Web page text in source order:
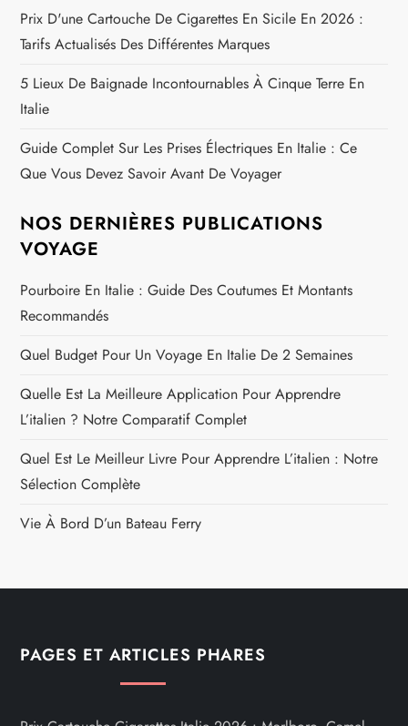
Prix D'une Cartouche De Cigarettes En Sicile En 2026 :
Tarifs Actualisés Des Différentes Marques
5 Lieux De Baignade Incontournables À Cinque Terre En
Italie
Guide Complet Sur Les Prises Électriques En Italie : Ce
Que Vous Devez Savoir Avant De Voyager
NOS DERNIÈRES PUBLICATIONS
VOYAGE
Pourboire En Italie : Guide Des Coutumes Et Montants
Recommandés
Quel Budget Pour Un Voyage En Italie De 2 Semaines
Quelle Est La Meilleure Application Pour Apprendre
L’italien ? Notre Comparatif Complet
Quel Est Le Meilleur Livre Pour Apprendre L’italien : Notre
Sélection Complète
Vie À Bord D’un Bateau Ferry
PAGES ET ARTICLES PHARES